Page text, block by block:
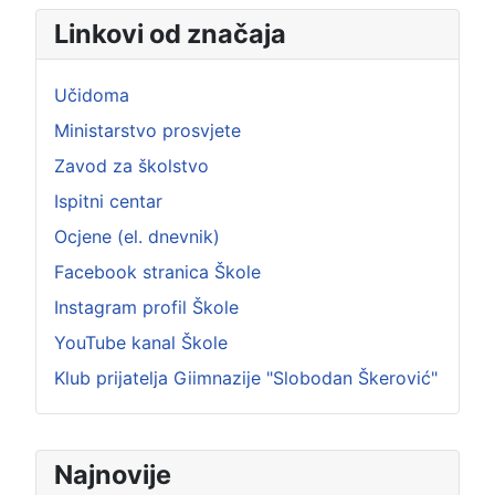
Najnovije
Linkovi od značaja
Učidoma
Ministarstvo prosvjete
Zavod za školstvo
Ispitni centar
Ocjene (el. dnevnik)
Facebook stranica Škole
Instagram profil Škole
YouTube kanal Škole
Klub prijatelja Giimnazije "Slobodan Škerović"